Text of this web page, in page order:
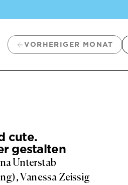
VORHERIGER MONAT
cute.
gestalten
Unterstab
Vanessa Zeissig